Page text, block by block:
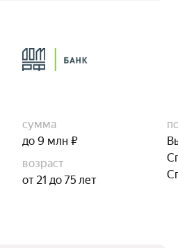
сумма
до 9 млн ₽
возраст
от 21 до 75 лет